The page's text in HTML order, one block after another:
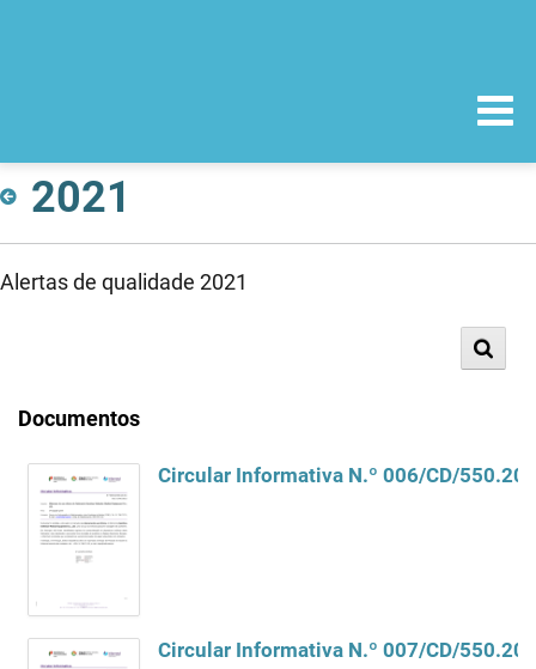
2021
Alertas de qualidade 2021
Documentos